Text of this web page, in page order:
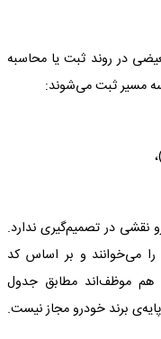
در روند ثبت یا محاسبه
سه مسیر ثبت می‌شوند:
نقشی در تصمیم‌گیری ندارد.
می‌خوانند و بر اساس کد
هم موظف‌اند مطابق جدول
برند خودرو مجاز نیست.